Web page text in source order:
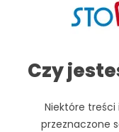
Czy
Niektóre
przeznaczone
Światowy
WUM
Sympozjum naukowe
Jamy Ustnej,